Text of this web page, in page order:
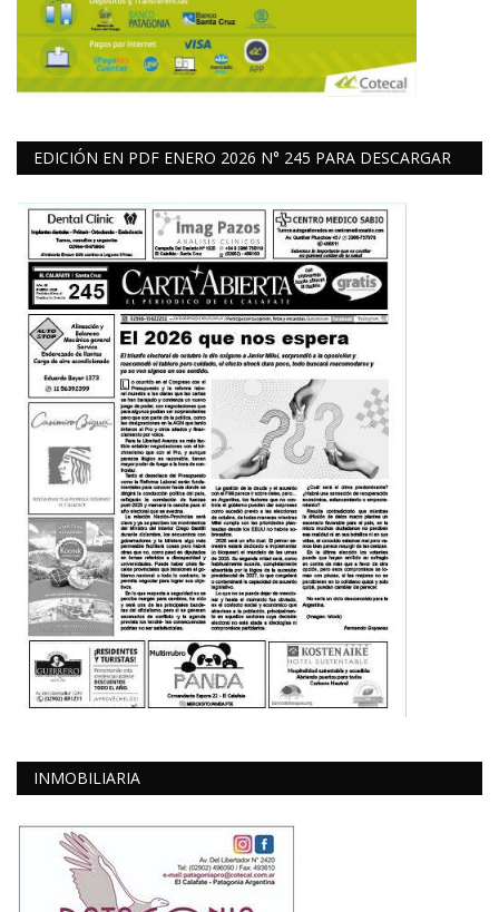
EDICIÓN EN PDF ENERO 2026 N° 245 PARA DESCARGAR
INMOBILIARIA